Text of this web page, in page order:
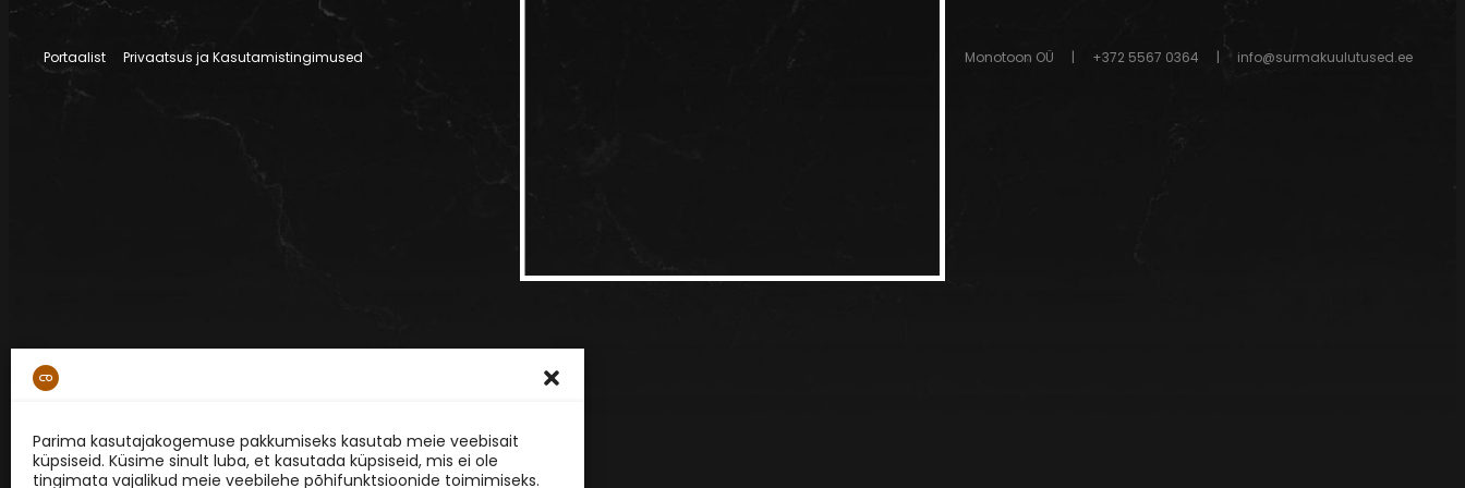
Parima kasutajakogemuse pakkumiseks kasutab meie veebisait
küpsiseid. Küsime sinult luba, et kasutada küpsiseid, mis ei ole
tingimata vajalikud meie veebilehe põhifunktsioonide toimimiseks.
Portaalist Privaatsus ja Kasutamistingimused Monotoon OÜ | +372 5567 0364 | info@surmakuulutused.ee